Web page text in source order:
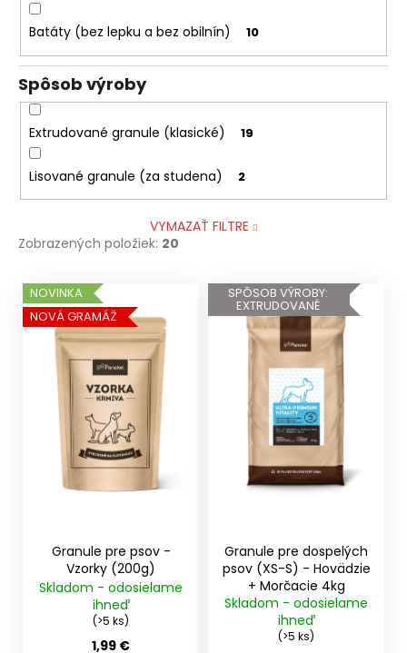
Batáty (bez lepku a bez obilnín) 10
Spôsob výroby
Extrudované granule (klasické) 19
Lisované granule (za studena) 2
VYMAZAŤ FILTRE
Zobrazených položiek: 20
V
ý
p
NOVINKA
NOVÁ GRAMÁŽ
Granule pre psov -
Vzorky (200g)
Skladom - odosielame
ihneď
(>5 ks)
1,99 €
SPÔSOB VÝROBY:
EXTRUDOVANÉ
Granule pre dospelých
psov (XS-S) - Hovädzie
+ Morčacie 4kg
Skladom - odosielame
ihneď
(>5 ks)